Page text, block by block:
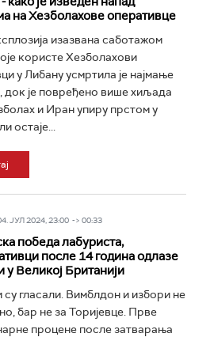
на Хезболахове оперативце
изазвана саботажом
користе Хезболахови
у Либану усмртила је најмање
док је повређено више хиљада
и Иран упиру прстом у
остаје...
ЈУЛ 2024, 23:00 -> 00:33
победа лабуриста,
после 14 година одлазе
у Великој Британији
су гласали. Вимблдон и избори не
бар не за Торијевце. Прве
процене после затварања